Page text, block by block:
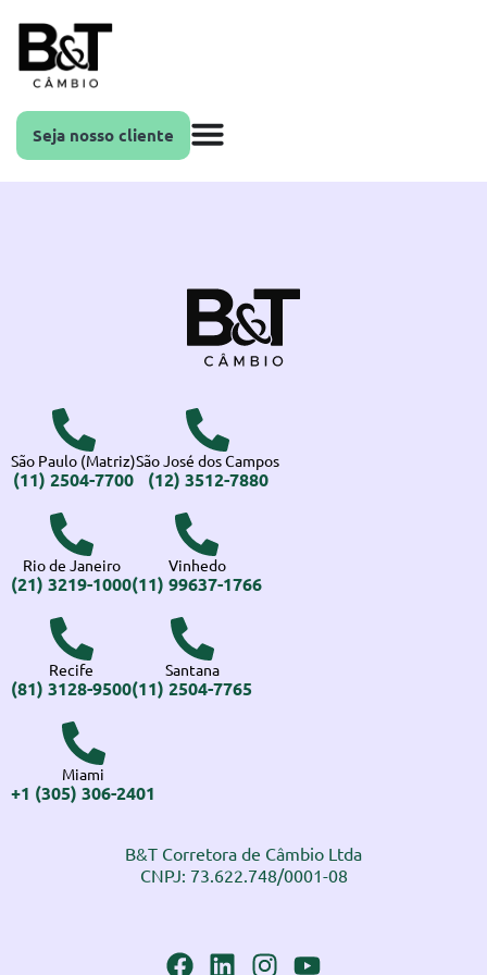
Seja nosso cliente
São Paulo (Matriz)
(11) 2504-7700
São José dos Campos
(12) 3512-7880
Rio de Janeiro
(21) 3219-1000
Vinhedo
(11) 99637-1766
Recife
(81) 3128-9500
Santana
(11) 2504-7765
Miami
+1 (305) 306-2401
B&T Corretora de Câmbio Ltda
CNPJ: 73.622.748/0001-08